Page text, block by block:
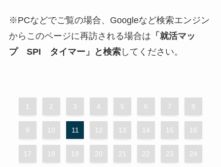
※PCなどでご覧の場合、Googleなど検索エンジン
からこのページに再訪される場合は 「 就活マッ
プ SPI タイマー」と検索してください。
1 2 3 4 5 6 7 8
9 10 11 12 13 14 15 16
17 18 19 20 21 22 23 24